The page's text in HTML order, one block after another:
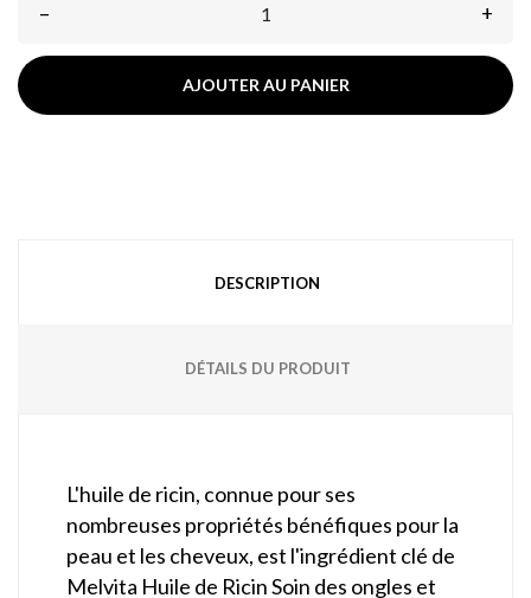
– +
AJOUTER AU PANIER
DESCRIPTION
DÉTAILS DU PRODUIT
L'huile de ricin, connue pour ses
nombreuses propriétés bénéfiques pour la
peau et les cheveux, est l'ingrédient clé de
Melvita Huile de Ricin Soin des ongles et